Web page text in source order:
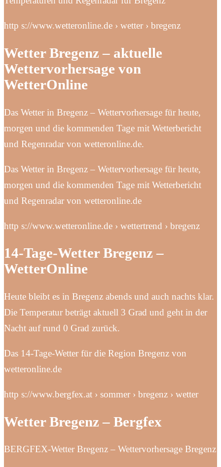
http s://www.wetteronline.de › wetter › bregenz
Wetter Bregenz – aktuelle
Wettervorhersage von
WetterOnline
Das Wetter in Bregenz – Wettervorhersage für heute,
morgen und die kommenden Tage mit Wetterbericht
und Regenradar von wetteronline.de.
Das Wetter in Bregenz – Wettervorhersage für heute,
morgen und die kommenden Tage mit Wetterbericht
und Regenradar von wetteronline.de
http s://www.wetteronline.de › wettertrend › bregenz
14-Tage-Wetter Bregenz –
WetterOnline
Heute bleibt es in Bregenz abends und auch nachts klar.
Die Temperatur beträgt aktuell 3 Grad und geht in der
Nacht auf rund 0 Grad zurück.
Das 14-Tage-Wetter für die Region Bregenz von
wetteronline.de
http s://www.bergfex.at › sommer › bregenz › wetter
Wetter Bregenz – Bergfex
BERGFEX-Wetter Bregenz – Wettervorhersage Bregenz